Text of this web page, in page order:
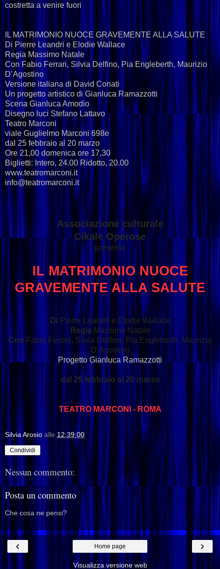
costretta a venire fuori
IL MATRIMONIO NUOCE GRAVEMENTE ALLA SALUTE
Di Pierre Leandri e Elodie Wallace
Regia Massimo Natale
Con Fabio Ferrari, Silvia Delfino, Pia Engleberth, Maurizio
D’Agostino
Versione italiana di David Conati
Un progetto artistico di Gianluca Ramazzotti
Scena Gianluca Amodio
Disegno luci Stefano Lattavo
Teatro Marconi
viale Guglielmo Marconi 698e
dal 25 febbraio al 20 marzo
Ore 21,00 domenica ore 17,30
Biglietti: Intero, 24.00 Ridotto, 20.00
www.teatromarconi.it
info@teatromarconi.it
Associazione culturale
Cikale Operose
presenta
IL MATRIMONIO NUOCE
GRAVEMENTE ALLA SALUTE
Di Pierre Leandri e Elodie Wallace
Regia Massimo Natale
Con Fabio Ferrari, Silvia Delfino, Pia Engleberth, Maurizio
D’Agostino
Progetto Gianluca Ramazzotti
dal 25 febbraio al 20 marzo
TEATRO MARCONI - ROMA
Silvia Arosio alle 12:39:00
Condividi
Nessun commento:
Posta un commento
Che cosa ne pensi?
‹ ›
Home page
Visualizza versione web